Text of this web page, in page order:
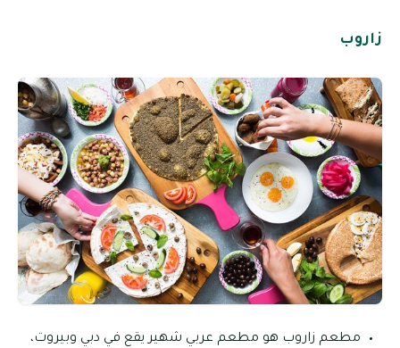
زاروب
مطعم زاروب هو مطعم عربي شهير يقع في دبي وبيروت،